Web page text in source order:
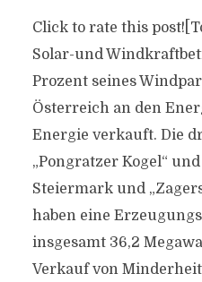
Click to rate this
Solar-und
Prozent seines
Österreich an den
Energie verkauft. Die
„Pongratzer Kogel“
Steiermark und
haben eine
insgesamt 36,2
Verkauf von